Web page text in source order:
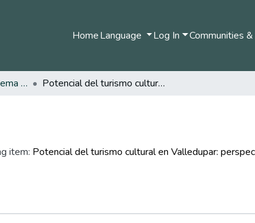
HomeLanguage Log In Communities
Especialización en Sistema de Información Geográfica Potencial del turismo cultural en Valledupar: perspectiva geoespacial y estratégica
item: Potencial del turismo cultural en Valledupar: